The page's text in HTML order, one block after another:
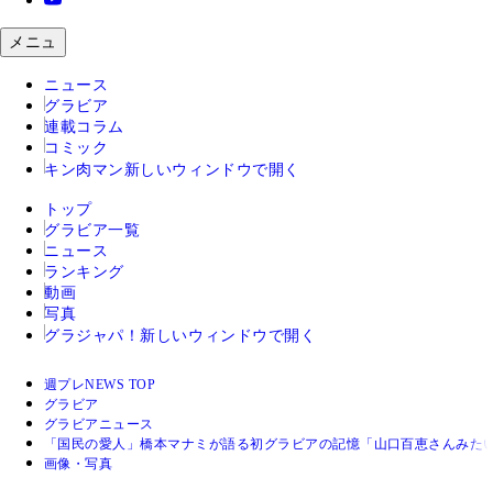
メニュ
ニュース
グラビア
連載コラム
コミック
キン肉マン 新しいウィンドウで開く
トップ
グラビア一覧
ニュース
ランキング
動画
写真
グラジャパ！ 新しいウィンドウで開く
週プレNEWS TOP
グラビア
グラビアニュース
「国民の愛人」橋本マナミが語る初グラビアの記憶「山口百恵さんみ
画像・写真